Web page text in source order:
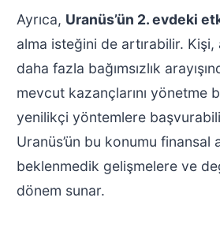
Ayrıca, Uranüs’ün 2. evdeki
alma isteğini de artırabilir. Kişi,
daha fazla bağımsızlık
mevcut kazançlarını yönetme
yenilikçi yöntemlere
Uranüs’ün bu konumu finansal
beklenmedik gelişmelere ve
dönem sunar.